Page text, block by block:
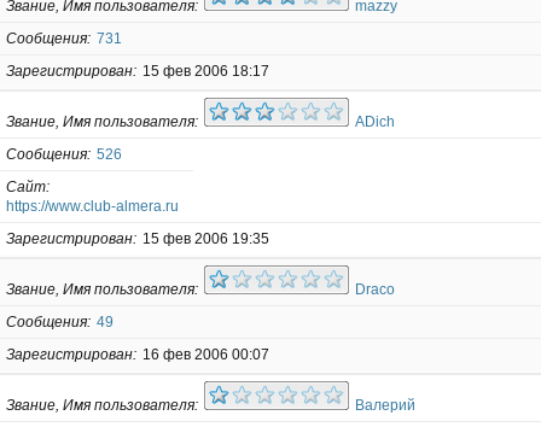
Звание, Имя пользователя
mazzy
Сообщения 731
Зарегистрирован
15 фев 2006 18:17
Звание, Имя пользователя
ADich
Сообщения 526
Сайт
https://www.club-almera.ru
Зарегистрирован
15 фев 2006 19:35
Звание, Имя пользователя
Draco
Сообщения 49
Зарегистрирован
16 фев 2006 00:07
Звание, Имя пользователя
Валерий